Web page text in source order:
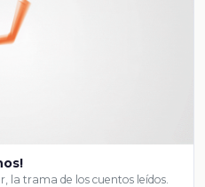
la trama de los cuentos leídos.